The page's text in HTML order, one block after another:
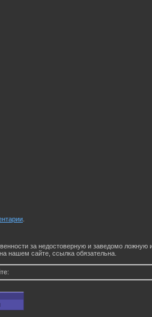
за недостоверную и заведомо
нашем сайте, ссылка обязательна.